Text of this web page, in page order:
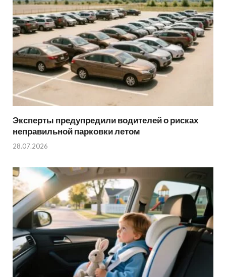
Эксперты предупредили водителей о рисках
неправильной парковки летом
28.07.2026